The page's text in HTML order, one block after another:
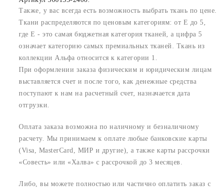
Также, у вас всегда есть возможность выбрать ткань по цене.
Ткани распределяются по ценовым категориям: от E до 5,
где Е - это самая бюджетная категория тканей, а цифра 5
означает категорию самых премиальных тканей. Ткань из
коллекции Альфа относится к категории 1.
При оформлении заказа физическим и юридическим лицам
выставляется счет и после того, как денежные средства
поступают к нам на расчетный счет, назначается дата
отгрузки.
Оплата заказа возможна по наличному и безналичному
расчету. Мы принимаем к оплате любые банковские карты
(Visa, MasterCard, МИР и другие), а также карты рассрочки
«Совесть» или «Халва» с рассрочкой до 3 месяцев.
Либо, вы можете полностью или частично оплатить заказ с